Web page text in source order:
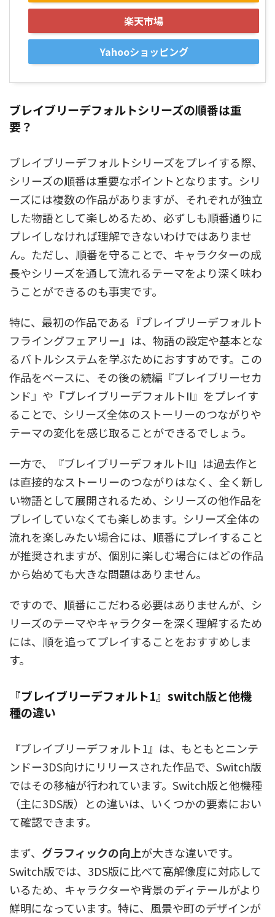
楽天市場
Yahooショッピング
ブレイブリーデフォルトシリーズの順番は重
要？
ブレイブリーデフォルトシリーズをプレイする際、
シリーズの順番は重要なポイントとなります。シリ
ーズには複数の作品がありますが、それぞれが独立
した物語として楽しめるため、必ずしも順番通りに
プレイしなければ理解できないわけではありませ
ん。ただし、順番を守ることで、キャラクターの成
長やシリーズを通して流れるテーマをより深く味わ
うことができるのも事実です。
特に、最初の作品である『ブレイブリーデフォルト
フライングフェアリー』は、物語の設定や基本とな
るバトルシステムを学ぶためにおすすめです。この
作品をベースに、その後の続編『ブレイブリーセカ
ンド』や『ブレイブリーデフォルトII』をプレイす
ることで、シリーズ全体のストーリーのつながりや
テーマの変化を感じ取ることができるでしょう。
一方で、『ブレイブリーデフォルトII』は過去作と
は直接的なストーリーのつながりはなく、全く新し
い物語として展開されるため、シリーズの他作品を
プレイしていなくても楽しめます。シリーズ全体の
流れを楽しみたい場合には、順番にプレイすること
が推奨されますが、個別に楽しむ場合にはどの作品
から始めても大きな問題はありません。
ですので、順番にこだわる必要はありませんが、シ
リーズのテーマやキャラクターを深く理解するため
には、順を追ってプレイすることをおすすめしま
す。
『ブレイブリーデフォルト1』switch版と他機
種の違い
『ブレイブリーデフォルト1』は、もともとニンテ
ンドー3DS向けにリリースされた作品で、Switch版
ではその移植が行われています。Switch版と他機種
（主に3DS版）との違いは、いくつかの要素におい
て確認できます。
まず、 グラフィックの向上が大きな違いです。
Switch版では、3DS版に比べて高解像度に対応して
いるため、キャラクターや背景のディテールがより
鮮明になっています。特に、風景や町のデザインが